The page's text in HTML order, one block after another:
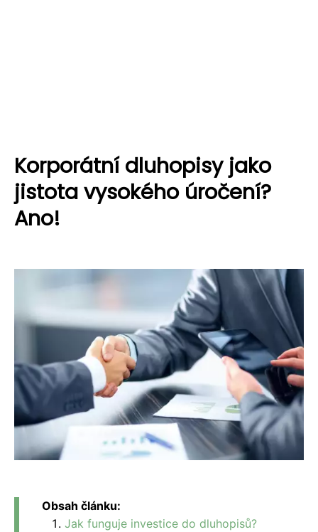
Korporátní dluhopisy jako
jistota vysokého úročení?
Ano!
Obsah článku:
Jak funguje investice do dluhopisů?